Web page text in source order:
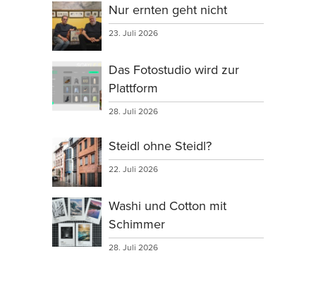
Nur ernten geht nicht
23. Juli 2026
Das Fotostudio wird zur
Plattform
28. Juli 2026
Steidl ohne Steidl?
22. Juli 2026
Washi und Cotton mit
Schimmer
28. Juli 2026